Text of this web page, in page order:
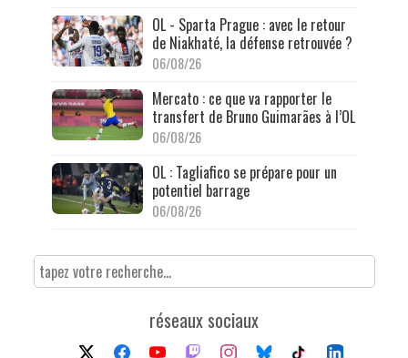
OL - Sparta Prague : avec le retour
de Niakhaté, la défense retrouvée ?
06/08/26
Mercato : ce que va rapporter le
transfert de Bruno Guimarães à l’OL
06/08/26
OL : Tagliafico se prépare pour un
potentiel barrage
06/08/26
réseaux sociaux